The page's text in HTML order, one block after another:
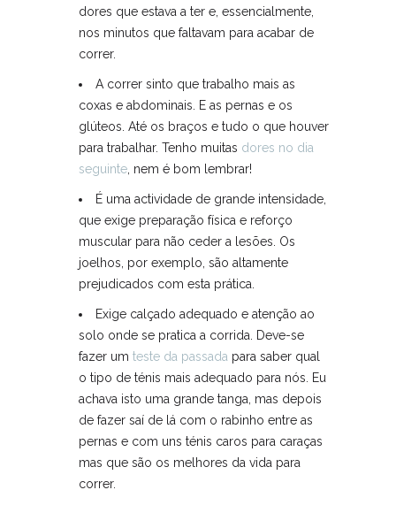
dores que estava a ter e, essencialmente,
nos minutos que faltavam para acabar de
correr.
A correr sinto que trabalho mais as
coxas e abdominais. E as pernas e os
glúteos. Até os braços e tudo o que houver
para trabalhar. Tenho muitas dores no dia
seguinte, nem é bom lembrar!
É uma actividade de grande intensidade,
que exige preparação física e reforço
muscular para não ceder a lesões. Os
joelhos, por exemplo, são altamente
prejudicados com esta prática.
Exige calçado adequado e atenção ao
solo onde se pratica a corrida. Deve-se
fazer um teste da passada para saber qual
o tipo de ténis mais adequado para nós. Eu
achava isto uma grande tanga, mas depois
de fazer saí de lá com o rabinho entre as
pernas e com uns ténis caros para caraças
mas que são os melhores da vida para
correr.